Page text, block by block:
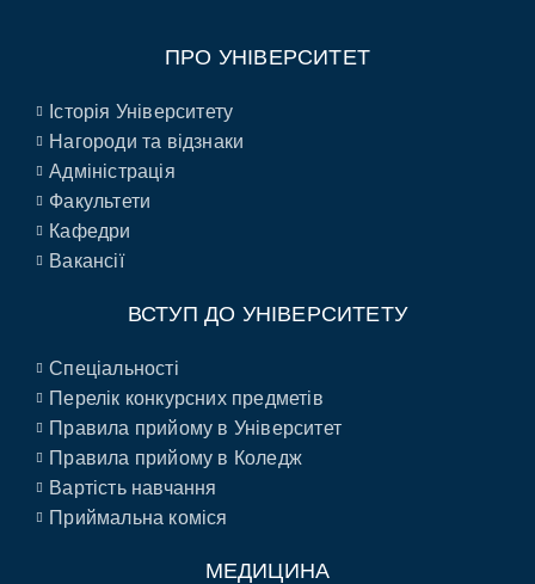
ПРО УНІВЕРСИТЕТ
Історія Університету
Нагороди та відзнаки
Адміністрація
Факультети
Кафедри
Вакансії
ВСТУП ДО УНІВЕРСИТЕТУ
Спеціальності
Перелік конкурсних предметів
Правила прийому в Університет
Правила прийому в Коледж
Вартість навчання
Приймальна коміся
МЕДИЦИНА